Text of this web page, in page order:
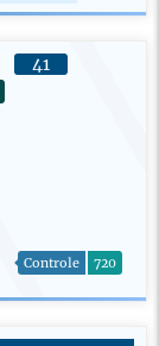
41
Controle 720